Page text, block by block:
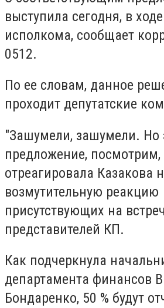
выступила сегодня, в
исполкома, сообщает
0512.
По ее словам, данное
проходит депутатские
"Зашумели, зашумели. Но
предложение, посмотрим,
отреагировала Казакова
возмутительную реакцию
присутствующих на
представителей КП.
Как подчеркнула
департамента финансов
Бондаренко, 50 % будут